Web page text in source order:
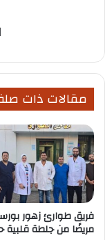
مقالات ذات
فريق طوارئ زهور
مريضًا من جلطة قلبية